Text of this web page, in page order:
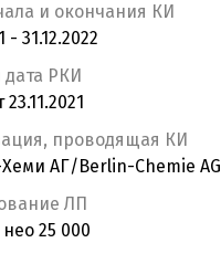
и окончания КИ
- 31.12.2022
РКИ
проводящая КИ
АГ/Berlin-Chemie AG
ЛП
25 000